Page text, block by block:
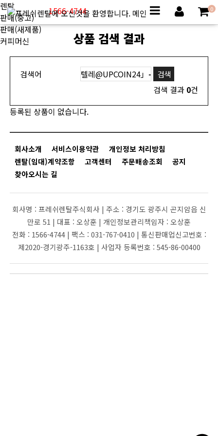
1566-4744
렌탈
판매(중고)
판매(새제품)
커피머신
0
상품 검색 결과
검색어
검색 결과 0건
등록된 상품이 없습니다.
회사소개 서비스이용약관
개인정보 처리방침
렌탈(임대)계약조항
고객센터 주문배송조회
공지
찾아오시는 길
회사명 : 프레쉬렌탈주식회사 | 주소 : 경기도 광주시 곤지암읍 신
만로 51 | 대표 : 오상훈 | 개인정보관리책임자 : 오상훈
전화 : 1566-4744 | 팩스 : 031-767-0410 | 통신판매업신고번호 :
제2020-경기광주-1163호 | 사업자 등록번호 : 545-86-00400